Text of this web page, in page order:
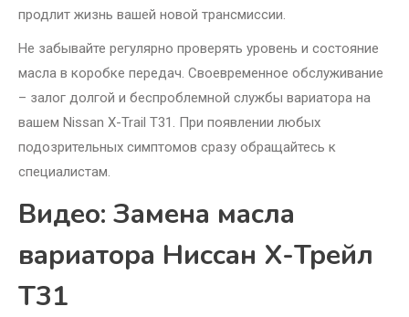
продлит жизнь вашей новой трансмиссии.
Не забывайте регулярно проверять уровень и состояние
масла в коробке передач. Своевременное обслуживание
– залог долгой и беспроблемной службы вариатора на
вашем Nissan X-Trail T31. При появлении любых
подозрительных симптомов сразу обращайтесь к
специалистам.
Видео: Замена масла
вариатора Ниссан Х-Трейл
Т31